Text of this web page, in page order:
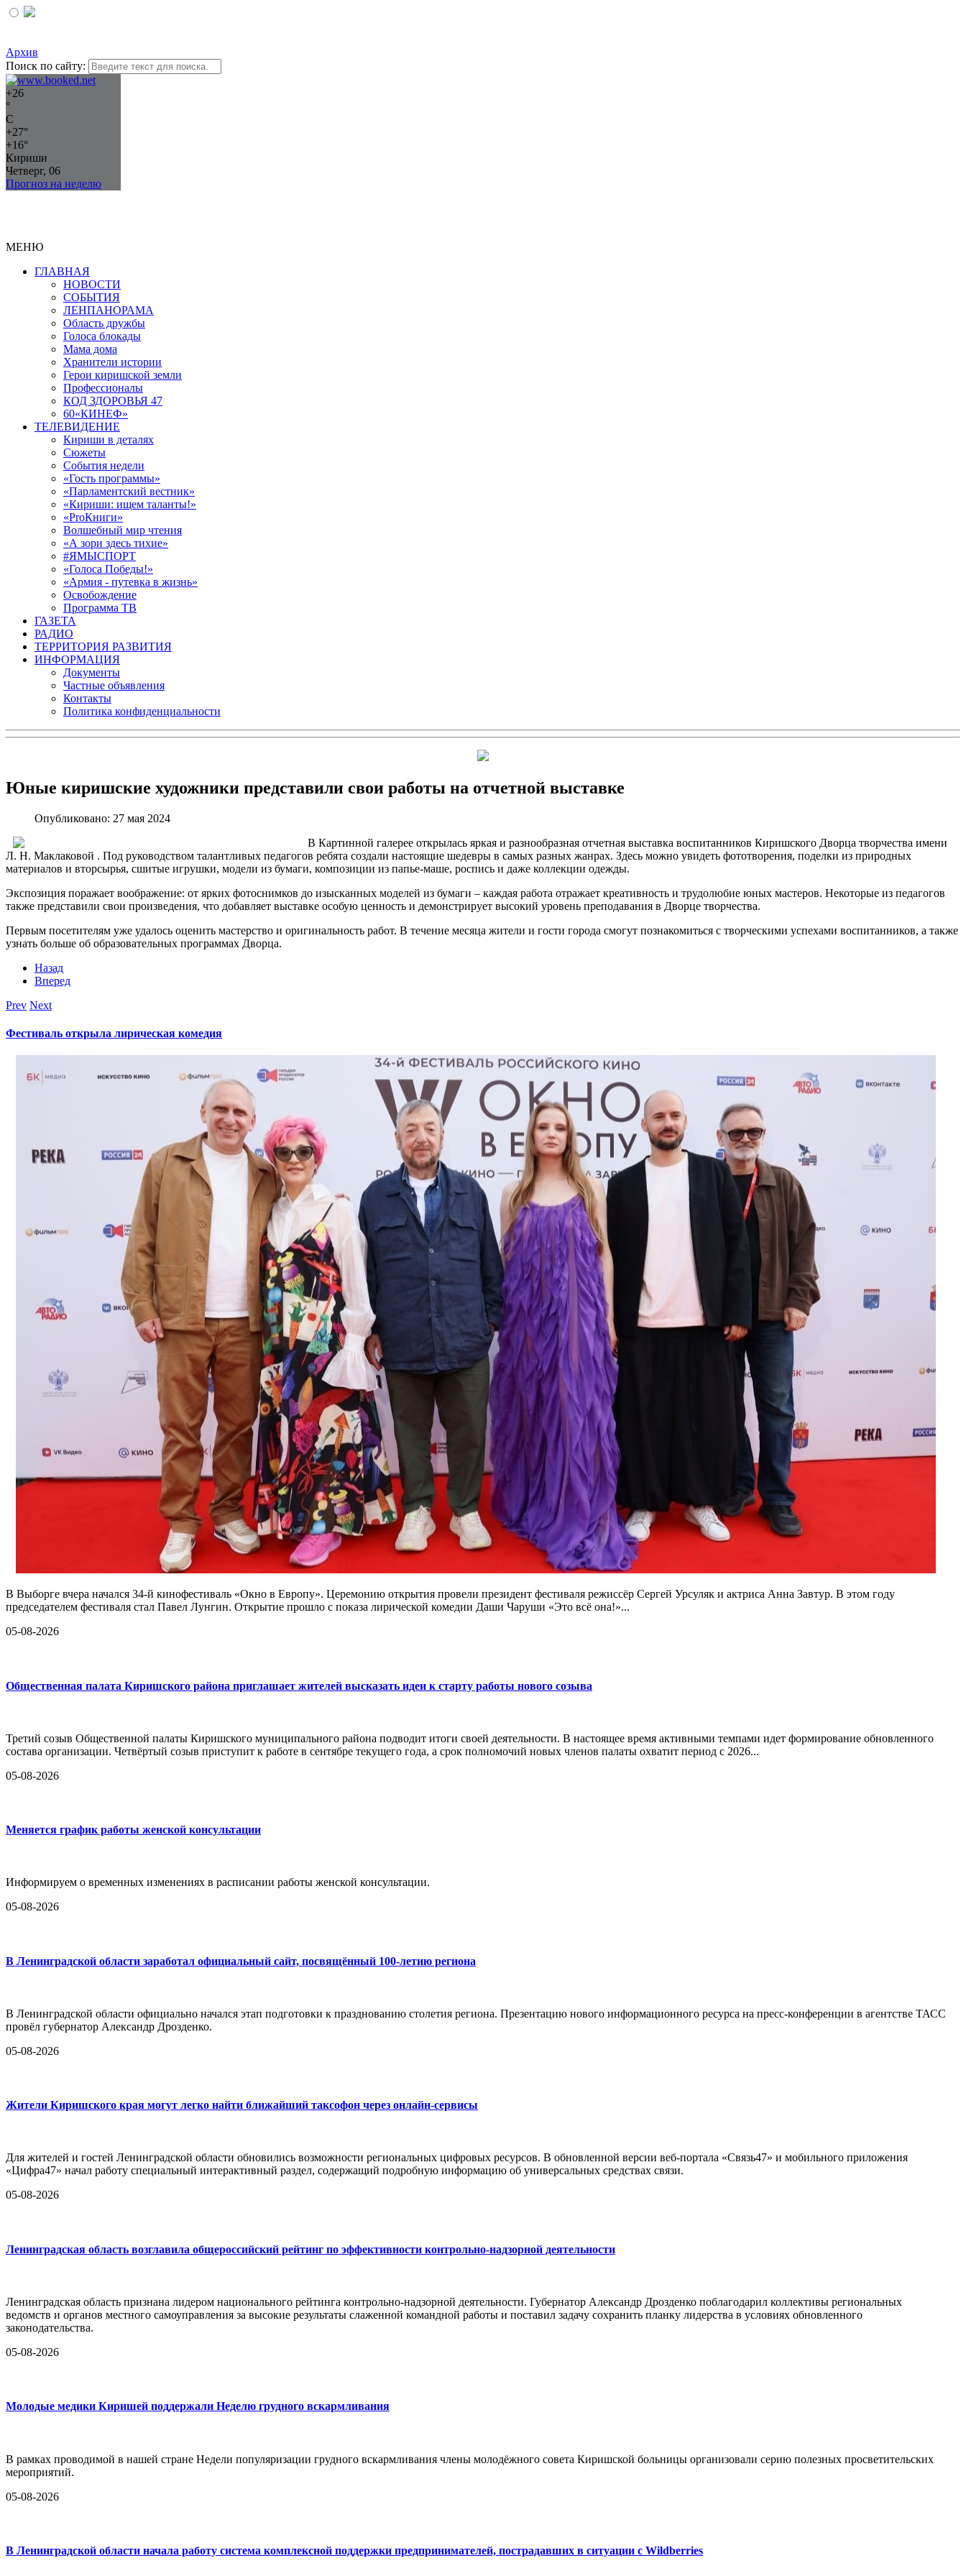
Архив
Поиск по сайту:
+26
°
C
+27°
+16°
Кириши
Четверг, 06
Прогноз на неделю
МЕНЮ
ГЛАВНАЯ
НОВОСТИ
СОБЫТИЯ
ЛЕНПАНОРАМА
Область дружбы
Голоса блокады
Мама дома
Хранители истории
Герои киришской земли
Профессионалы
КОД ЗДОРОВЬЯ 47
60«КИНЕФ»
ТЕЛЕВИДЕНИЕ
Кириши в деталях
Сюжеты
События недели
«Гость программы»
«Парламентский вестник»
«Кириши: ищем таланты!»
«ProКниги»
Волшебный мир чтения
«А зори здесь тихие»
#ЯМЫСПОРТ
«Голоса Победы!»
«Армия - путевка в жизнь»
Освобождение
Программа ТВ
ГАЗЕТА
РАДИО
ТЕРРИТОРИЯ РАЗВИТИЯ
ИНФОРМАЦИЯ
Документы
Частные объявления
Контакты
Политика конфиденциальности
Юные киришские художники представили свои работы на отчетной выставке
Опубликовано: 27 мая 2024
В Картинной галерее открылась яркая и разнообразная отчетная выставка воспитанников Киришского Дворца творчества имени
Л. Н. Маклаковой . Под руководством талантливых педагогов ребята создали настоящие шедевры в самых разных жанрах. Здесь можно увидеть фототворения, поделки из природных
материалов и вторсырья, сшитые игрушки, модели из бумаги, композиции из папье-маше, роспись и даже коллекции одежды.
Экспозиция поражает воображение: от ярких фотоснимков до изысканных моделей из бумаги – каждая работа отражает креативность и трудолюбие юных мастеров. Некоторые из педагогов
также представили свои произведения, что добавляет выставке особую ценность и демонстрирует высокий уровень преподавания в Дворце творчества.
Первым посетителям уже удалось оценить мастерство и оригинальность работ. В течение месяца жители и гости города смогут познакомиться с творческими успехами воспитанников, а также
узнать больше об образовательных программах Дворца.
Назад
Вперед
Prev Next
Фестиваль открыла лирическая комедия
В Выборге вчера начался 34-й кинофестиваль «Окно в Европу». Церемонию открытия провели президент фестиваля режиссёр Сергей Урсуляк и актриса Анна Завтур. В этом году
председателем фестиваля стал Павел Лунгин. Открытие прошло с показа лирической комедии Даши Чаруши «Это всё она!»...
05-08-2026
Общественная палата Киришского района приглашает жителей высказать идеи к старту работы нового созыва
Третий созыв Общественной палаты Киришского муниципального района подводит итоги своей деятельности. В настоящее время активными темпами идет формирование обновленного
состава организации. Четвёртый созыв приступит к работе в сентябре текущего года, а срок полномочий новых членов палаты охватит период с 2026...
05-08-2026
Меняется график работы женской консультации
Информируем о временных изменениях в расписании работы женской консультации.
05-08-2026
В Ленинградской области заработал официальный сайт, посвящённый 100-летию региона
В Ленинградской области официально начался этап подготовки к празднованию столетия региона. Презентацию нового информационного ресурса на пресс-конференции в агентстве ТАСС
провёл губернатор Александр Дрозденко.
05-08-2026
Жители Киришского края могут легко найти ближайший таксофон через онлайн-сервисы
Для жителей и гостей Ленинградской области обновились возможности региональных цифровых ресурсов. В обновленной версии веб-портала «Связь47» и мобильного приложения
«Цифра47» начал работу специальный интерактивный раздел, содержащий подробную информацию об универсальных средствах связи.
05-08-2026
Ленинградская область возглавила общероссийский рейтинг по эффективности контрольно-надзорной деятельности
Ленинградская область признана лидером национального рейтинга контрольно-надзорной деятельности. Губернатор Александр Дрозденко поблагодарил коллективы региональных
ведомств и органов местного самоуправления за высокие результаты слаженной командной работы и поставил задачу сохранить планку лидерства в условиях обновленного
законодательства.
05-08-2026
Молодые медики Киришей поддержали Неделю грудного вскармливания
В рамках проводимой в нашей стране Недели популяризации грудного вскармливания члены молодёжного совета Киришской больницы организовали серию полезных просветительских
мероприятий.
05-08-2026
В Ленинградской области начала работу система комплексной поддержки предпринимателей, пострадавших в ситуации с Wildberries